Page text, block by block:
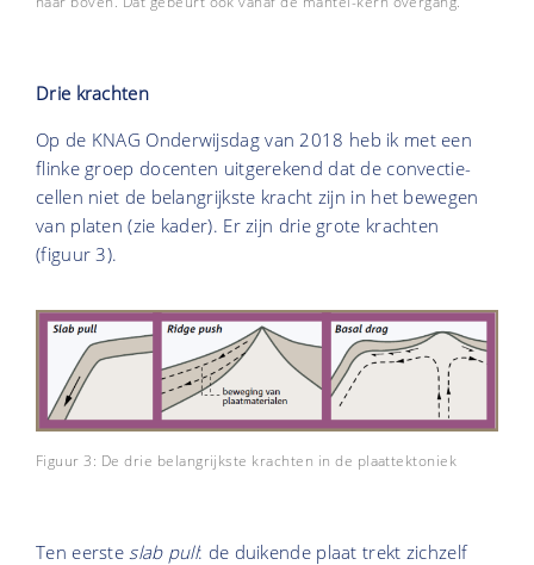
Drie krachten
Op de KNAG Onderwijsdag van 2018 heb ik met een
flinke groep docenten uitgerekend dat de convectie-
cellen niet de belangrijkste kracht zijn in het bewegen
van platen (zie kader). Er zijn drie grote krachten
(figuur 3).
Figuur 3: De drie belangrijkste krachten in de plaattektoniek
Ten eerste slab pull: de duikende plaat trekt zichzelf